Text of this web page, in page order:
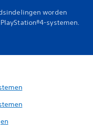
worden
systemen.